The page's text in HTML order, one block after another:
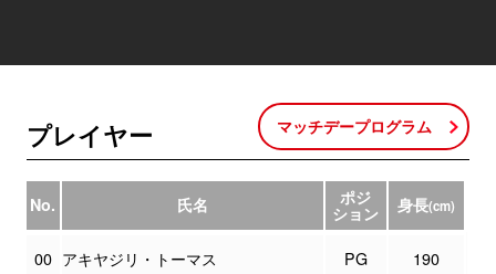
マッチデープログラム
プレイヤー
No. 氏名 ポジ
ション 身長(cm)
00 アキヤジリ・トーマス PG 190